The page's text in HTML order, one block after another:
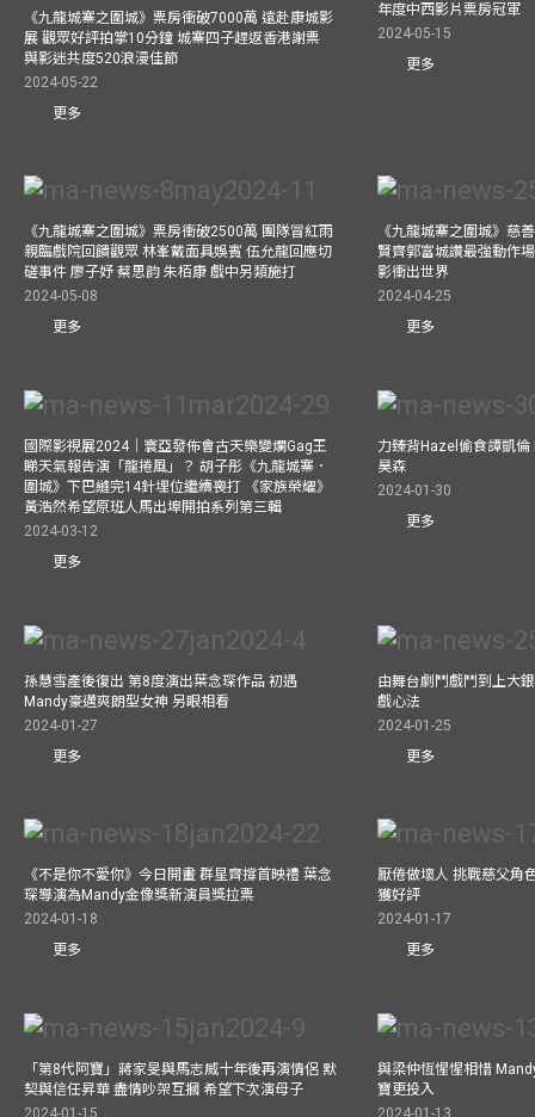
《九龍城寨之圍城》票房衝破7000萬 遠赴康城影
展 觀眾好評拍掌10分鐘 城寨四子趕返香港謝票
與影迷共度520浪漫佳節
2024-05-22
更多
年度中西影片票房冠軍
2024-05-15
更多
《九龍城寨之圍城》票房衝破2500萬 團隊冒紅雨
親臨戲院回饋觀眾 林峯戴面具娛賓 伍允龍回應切
磋事件 廖子妤 蔡思韵 朱栢康 戲中另類施打
2024-05-08
更多
《九龍城寨之圍城》慈
賢齊郭富城讚最強動作
影衝出世界
2024-04-25
更多
國際影視展2024｜寰亞發佈會古天樂變爛Gag王
睇天氣報告演「龍捲風」？ 胡子彤《九龍城寨．
圍城》下巴縫完14針埋位繼續喪打 《家族榮耀》
黃浩然希望原班人馬出埠開拍系列第三輯
2024-03-12
更多
力臻背Hazel偷食譚凱
昊森
2024-01-30
更多
孫慧雪產後復出 第8度演出葉念琛作品 初遇
Mandy豪邁爽朗型女神 另眼相看
2024-01-27
更多
由舞台劇鬥戲鬥到上大
戲心法
2024-01-25
更多
《不是你不愛你》今日開畫 群星齊撐首映禮 葉念
琛導演為Mandy金像獎新演員獎拉票
2024-01-18
更多
厭倦做壞人 挑戰慈父角
獲好評
2024-01-17
更多
「第8代阿寶」蔣家旻與馬志威十年後再演情侶 默
契與信任昇華 盡情吵架互摑 希望下次演母子
2024-01-15
與梁仲恆惺惺相惜
寶更投入
2024-01-13